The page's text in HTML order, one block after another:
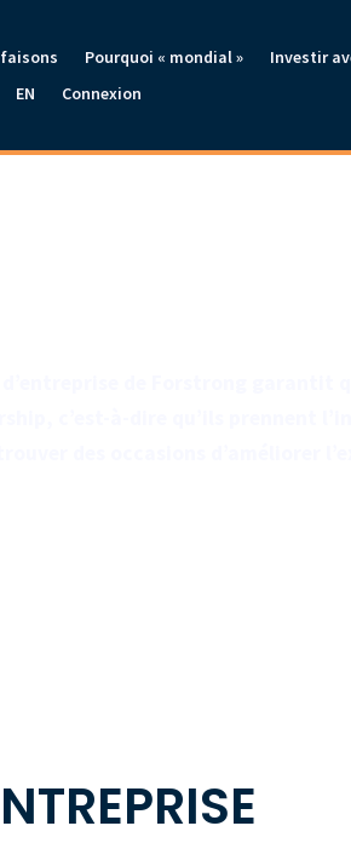
faisons Pourquoi « mondial » Investir
EN
Connexion